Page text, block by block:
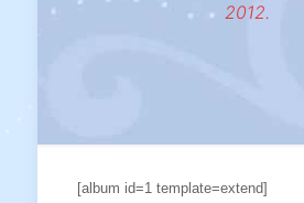
2012.
[album id=1 template=extend]